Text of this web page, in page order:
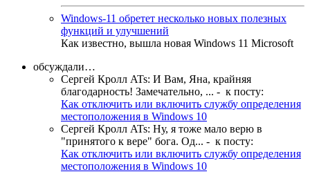
Windows-11 обретет несколько новых полезных
функций и улучшений
Как известно, вышла новая Windows 11 Microsoft
обсуждали…
Сергей Кролл ATs: И Вам, Яна, крайняя
благодарность! Замечательно, ... - к посту:
Как отключить или включить службу определения
местоположения в Windows 10
Сергей Кролл ATs: Ну, я тоже мало верю в
"принятого к вере" бога. Од... - к посту:
Как отключить или включить службу определения
местоположения в Windows 10